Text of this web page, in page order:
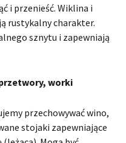
i przenieść. Wiklina i
rustykalny charakter.
sznytu i zapewniają
worki
przechowywać wino,
stojaki zapewniające